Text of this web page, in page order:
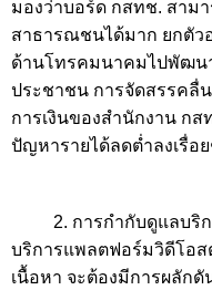
มองว่าบอร์ด กสทช. สาม
สาธารณชนได้มาก ยกตัว
ด้านโทรคมนาคมไปพัฒน
ประชาชน การจัดสรรคลื่
การเงินของสำนักงาน ก
ปัญหารายได้ลดต่ำลงเรื่อ
2. การกำกับดูแลบริ
บริการแพลตฟอร์มวิดีโอ
เนื้อหา จะต้องมีการผลัก